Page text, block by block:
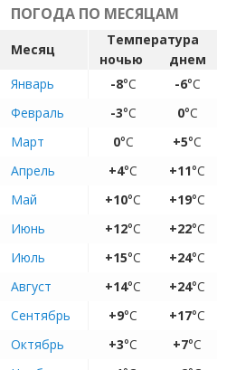
ПОГОДА ПО МЕСЯЦАМ
Месяц
Температура
ночью
днем
Январь
-8°C -6°C
Февраль
-3°C 0°C
Март
0°C +5°C
Апрель
+4°C +11°C
Май
+10°C +19°C
Июнь
+12°C +22°C
Июль
+15°C +24°C
Август
+14°C +24°C
Сентябрь
+9°C +17°C
Октябрь
+3°C +7°C